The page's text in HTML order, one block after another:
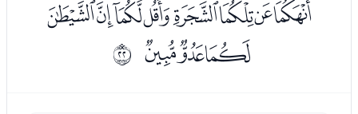
ﰉﰊﰋﰌﰍﰎﰏﰐ
ﰑﰒﰓ ﰕ